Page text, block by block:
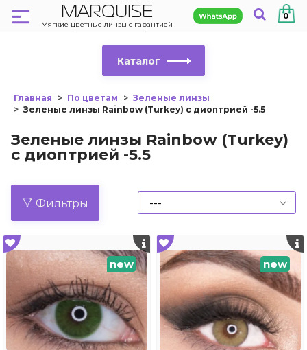
MARQUISE
Мягкие цветные линзы с гарантией
0
Каталог
Главная По цветам
Зеленые линзы
Зеленые линзы Rainbow (Turkey) с диоптрией -5.5
Зеленые линзы Rainbow (Turkey)
с диоптрией -5.5
Фильтры
new new